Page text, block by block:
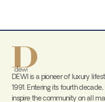
DEWI is a pioneer of luxury
1991. Entering its fourth
inspire the community on all